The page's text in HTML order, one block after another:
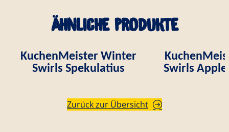
Ähnliche Produkte
KuchenMeister Winter
Swirls Spekulatius
Swirls
Zurück zur Übersicht